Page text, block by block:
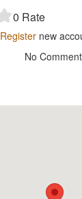
0 Rate
Register new
No